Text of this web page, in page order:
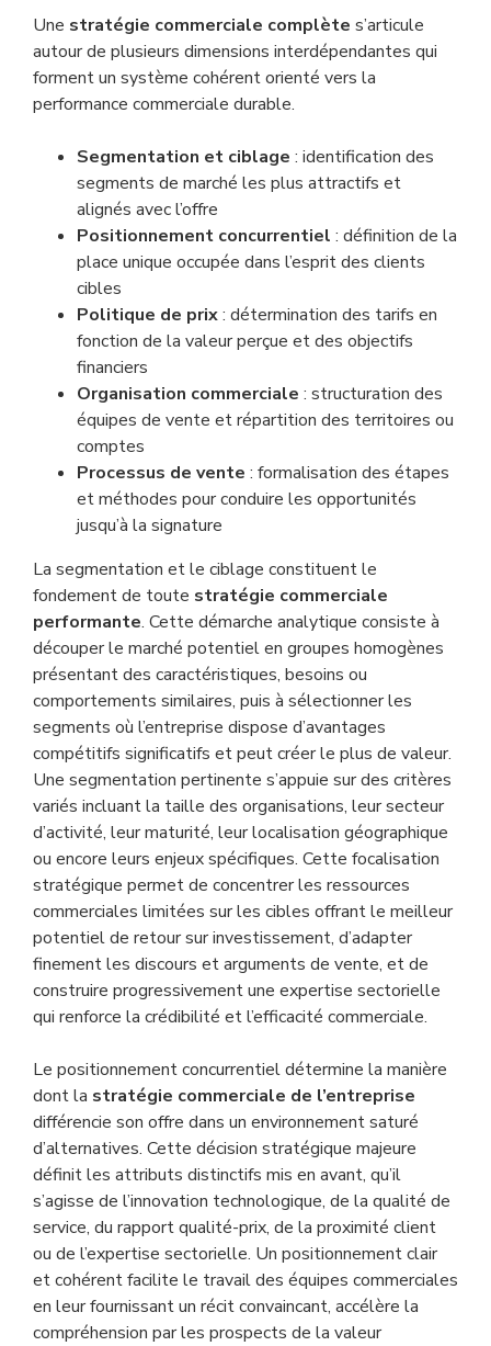
Une stratégie commerciale complète s’articule
autour de plusieurs dimensions interdépendantes qui
forment un système cohérent orienté vers la
performance commerciale durable.
Segmentation et ciblage : identification des
segments de marché les plus attractifs et
alignés avec l’offre
Positionnement concurrentiel : définition de la
place unique occupée dans l’esprit des clients
cibles
Politique de prix: détermination des tarifs en
fonction de la valeur perçue et des objectifs
financiers
Organisation commerciale : structuration des
équipes de vente et répartition des territoires ou
comptes
Processus de vente : formalisation des étapes
et méthodes pour conduire les opportunités
jusqu’à la signature
La segmentation et le ciblage constituent le
fondement de toute stratégie commerciale
performante. Cette démarche analytique consiste à
découper le marché potentiel en groupes homogènes
présentant des caractéristiques, besoins ou
comportements similaires, puis à sélectionner les
segments où l’entreprise dispose d’avantages
compétitifs significatifs et peut créer le plus de valeur.
Une segmentation pertinente s’appuie sur des critères
variés incluant la taille des organisations, leur secteur
d’activité, leur maturité, leur localisation géographique
ou encore leurs enjeux spécifiques. Cette focalisation
stratégique permet de concentrer les ressources
commerciales limitées sur les cibles offrant le meilleur
potentiel de retour sur investissement, d’adapter
finement les discours et arguments de vente, et de
construire progressivement une expertise sectorielle
qui renforce la crédibilité et l’efficacité commerciale.
Le positionnement concurrentiel détermine la manière
dont la stratégie commerciale de l’entreprise
différencie son offre dans un environnement saturé
d’alternatives. Cette décision stratégique majeure
définit les attributs distinctifs mis en avant, qu’il
s’agisse de l’innovation technologique, de la qualité de
service, du rapport qualité-prix, de la proximité client
ou de l’expertise sectorielle. Un positionnement clair
et cohérent facilite le travail des équipes commerciales
en leur fournissant un récit convaincant, accélère la
compréhension par les prospects de la valeur